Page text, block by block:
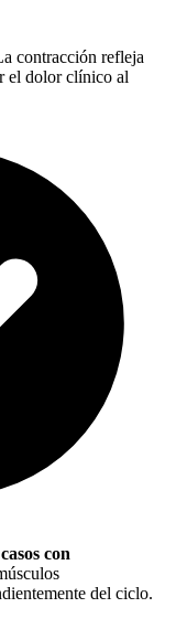
contracción refleja
el dolor clínico al
con
del ciclo.